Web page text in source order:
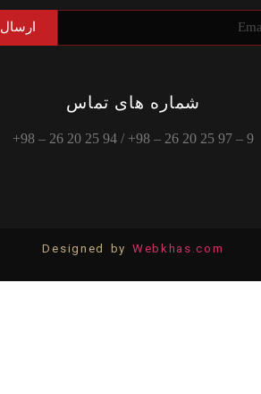
ارسال
شماره های تماس
9 – 97 25 20 26 – 98+ / 94 25 20 26 – 98+
Designed by Webkhas.com